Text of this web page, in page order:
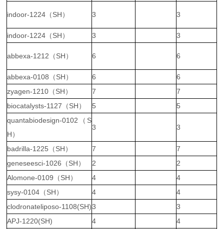
indoor-1224（SH） 3 3
indoor-1224（SH） 3 3
abbexa-1212（SH） 6 6
abbexa-0108（SH） 6
6
zyagen-1210（SH）
7
7
biocatalysts-1127（SH）
5
5
quantabiodesign-0102（S
H）
3 3
badrilla-1225（SH） 7
7
geneseesci-1026（SH）
2
2
Alomone-0109（SH）
4
4
sysy-0104（SH）
4
4
clodronateliposo-1108(SH)3
3
APJ-1220(SH)
4
4